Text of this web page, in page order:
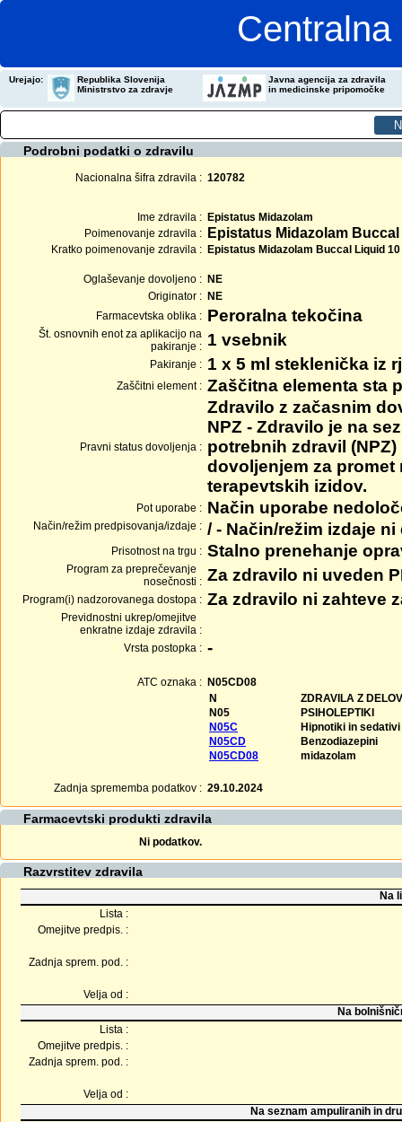
Urejajo:
Republika Slovenija
Ministrstvo za zdravje
Javna agencija za zdravila
in medicinske pripomočke
Podrobni podatki o zdravilu
Nacionalna šifra zdravila : 120782
Ime zdravila : Epistatus Midazolam
Poimenovanje zdravila :
Epistatus Midazolam
Kratko poimenovanje zdravila : Epistatus Midazolam Buccal Liquid
Oglaševanje dovoljeno : NE
Originator : NE
Farmacevtska oblika : Peroralna tekočina
Št. osnovnih enot za aplikacijo na
pakiranje : 1 vsebnik
Pakiranje : 1 x 5 ml steklenička iz
Zaščitni element : Zaščitna elementa sta
Pravni status dovoljenja :
Zdravilo z začasnim
NPZ - Zdravilo je na
potrebnih zdravil
dovoljenjem za
terapevtskih izidov.
Pot uporabe : Način uporabe
Način/režim predpisovanja/izdaje : / - Način/režim izdaje
Prisotnost na trgu : Stalno prenehanje
Program za preprečevanje
nosečnosti : Za zdravilo ni uveden
Program(i) nadzorovanega dostopa : Za zdravilo ni zahteve
Previdnostni ukrep/omejitve
enkratne izdaje zdravila :
Vrsta postopka : -
ATC oznaka : N05CD08
N
ZDRAVILA Z
N05
PSIHOLEPTIKI
N05C
Hipnotiki in sedativi
N05CD
Benzodiazepini
N05CD08
midazolam
Zadnja sprememba podatkov : 29.10.2024
Farmacevtski produkti zdravila
Ni podatkov.
Razvrstitev zdravila
Na
Lista :
Omejitve predpis. :
Zadnja sprem. pod. :
Velja od :
Na
Lista :
Omejitve predpis. :
Zadnja sprem. pod. :
Velja od :
Na seznam ampuliranih in